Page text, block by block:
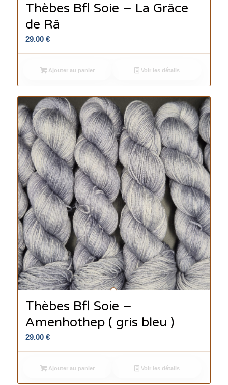
Thèbes Bfl Soie – La Grâce
de Râ
29.00 €
Ajouter au panier Voir les détails
Thèbes Bfl Soie –
Amenhothep ( gris bleu )
29.00 €
Ajouter au panier Voir les détails